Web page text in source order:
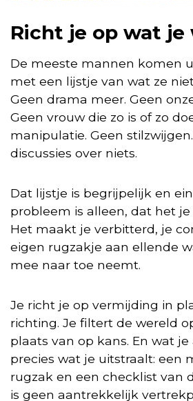
Richt je op wat
De meeste mannen komen
met een lijstje van wat ze
Geen drama meer. Geen
Geen vrouw die zo is of zo
manipulatie. Geen
discussies over niets.
Dat lijstje is begrijpelijk en
probleem is alleen, dat het
Het maakt je verbitterd, je
eigen rugzakje aan ellende
mee naar toe neemt.
Je richt je op vermijding in
richting. Je filtert de wereld
plaats van op kans. En wat
precies wat je uitstraalt: een
rugzak en een checklist van
is geen aantrekkelijk